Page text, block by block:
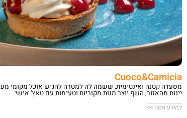
Cuoco&Camicia
מסעדה קטנה ואינטימית, ששמה לה למטרה להגיש אוכל מקומי
יינות מהאזור, השף יוצר מנות מקוריות וטעימות עם טאץ' אישי
למידע נוסף >>